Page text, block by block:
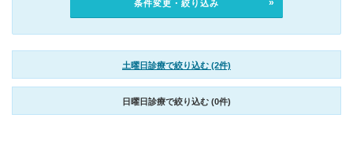
条件変更・絞り込み
土曜日診療で絞り込む (2件)
日曜日診療で絞り込む (0件)